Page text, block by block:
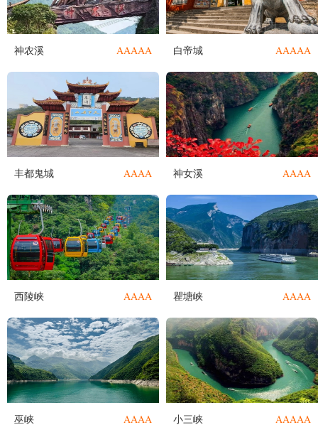
神农溪 AAAAA 白帝城 AAAAA
丰都鬼城 AAAA 神女溪 AAAA
西陵峡 AAAA 瞿塘峡 AAAA
巫峡 AAAA 小三峡 AAAAA